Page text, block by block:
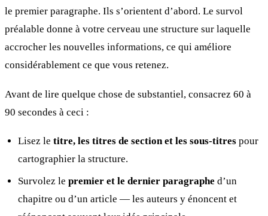
le premier paragraphe. Ils s’orientent d’abord. Le survol
préalable donne à votre cerveau une structure sur laquelle
accrocher les nouvelles informations, ce qui améliore
considérablement ce que vous retenez.
Avant de lire quelque chose de substantiel, consacrez 60 à
90 secondes à ceci :
Lisez letitre, les titres de section et les sous-titres pour
cartographier la structure.
Survolez lepremier et le dernier paragraphe d’un
chapitre ou d’un article — les auteurs y énoncent et